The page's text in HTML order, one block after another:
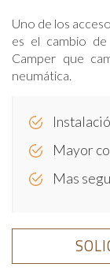
Uno de los
es el cambio
Camper que
neumática.
Mayor
Mas